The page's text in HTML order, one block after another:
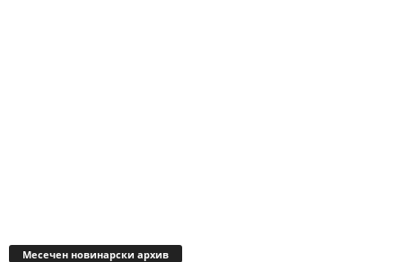
Месечен новинарски архив